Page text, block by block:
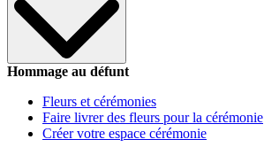
Hommage au défunt
Fleurs et cérémonies
Faire livrer des fleurs pour la cérémonie
Créer votre espace cérémonie